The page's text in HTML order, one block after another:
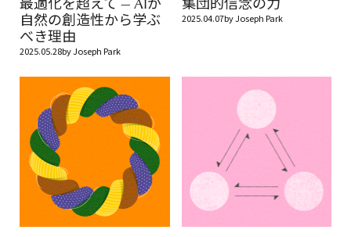
最適化を超えて — AIが
自然の創造性から学ぶ
べき理由
2025.05.28byJoseph Park
集団的信念の力
2025.04.07byJoseph Park